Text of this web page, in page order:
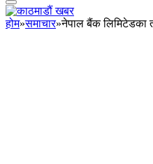
होम»समाचार»नेपाल बैंक लिमिटेडका